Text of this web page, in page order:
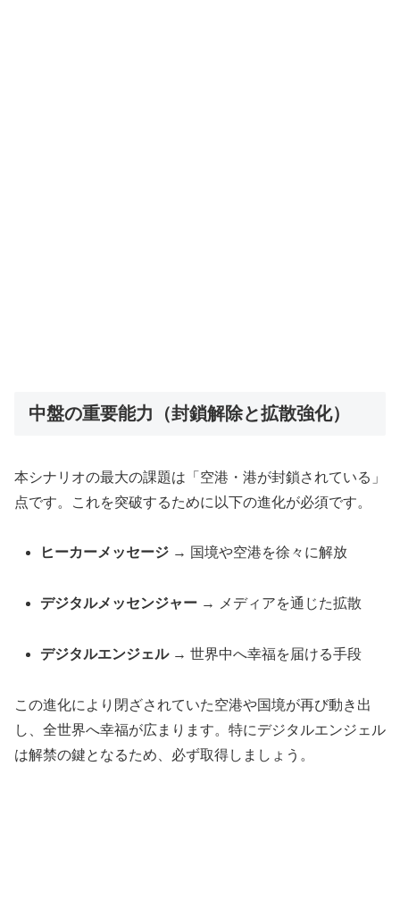
中盤の重要能力（封鎖解除と拡散強化）
本シナリオの最大の課題は「空港・港が封鎖されている」
点です。これを突破するために以下の進化が必須です。
ヒーカーメッセージ → 国境や空港を徐々に解放
デジタルメッセンジャー → メディアを通じた拡散
デジタルエンジェル→ 世界中へ幸福を届ける手段
この進化により閉ざされていた空港や国境が再び動き出
し、全世界へ幸福が広まります。特にデジタルエンジェル
は解禁の鍵となるため、必ず取得しましょう。